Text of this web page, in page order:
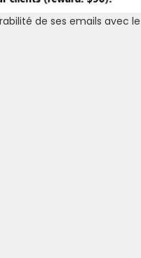
de ses emails avec le